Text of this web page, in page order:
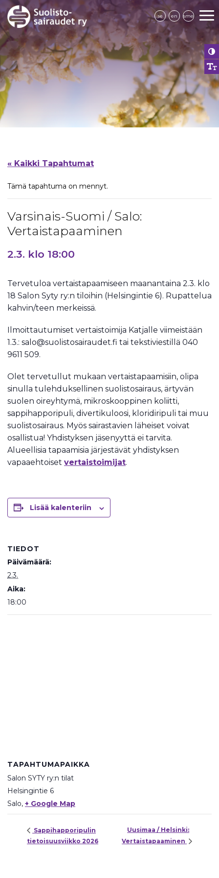
se en sme
« Kaikki Tapahtumat
Tämä tapahtuma on mennyt.
Varsinais-Suomi / Salo:
Vertaistapaaminen
2.3. klo 18:00
Tervetuloa vertaistapaamiseen maanantaina 2.3. klo
18 Salon Syty ry:n tiloihin (Helsingintie 6). Rupattelua
kahvin/teen merkeissä.
Ilmoittautumiset vertaistoimija Katjalle viimeistään
1.3.: salo@suolistosairaudet.fi tai tekstiviestillä 040
9611 509.
Olet tervetullut mukaan vertaistapaamisiin, olipa
sinulla tulehduksellinen suolistosairaus, ärtyvän
suolen oireyhtymä, mikroskooppinen koliitti,
sappihapporipuli, divertikuloosi, kloridiripuli tai muu
suolistosairaus. Myös sairastavien läheiset voivat
osallistua! Yhdistyksen jäsenyyttä ei tarvita.
Alueellisia tapaamisia järjestävät yhdistyksen
vapaaehtoiset vertaistoimijat.
Lisää kalenteriin
TIEDOT
Päivämäärä:
2.3.
Aika:
18:00
TAPAHTUMAPAIKKA
Salon SYTY ry:n tilat
Helsingintie 6
Salo, + Google Map
Sappihapporipulin
tietoisuusviikko 2026
Uusimaa / Helsinki:
Vertaistapaaminen